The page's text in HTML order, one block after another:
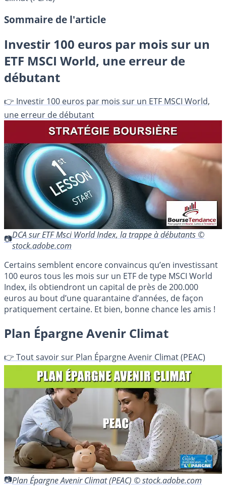
Sommaire de l'article
Investir 100 euros par mois sur un
ETF MSCI World, une erreur de
débutant
👉 Investir 100 euros par mois sur un ETF MSCI World,
une erreur de débutant
DCA sur ETF Msci World Index, la trappe à débutants ©
stock.adobe.com
Certains semblent encore convaincus qu’en investissant
100 euros tous les mois sur un ETF de type MSCI World
Index, ils obtiendront un capital de près de 200.000
euros au bout d’une quarantaine d’années, de façon
pratiquement certaine. Et bien, bonne chance les amis !
Plan Épargne Avenir Climat
👉 Tout savoir sur Plan Épargne Avenir Climat (PEAC)
Plan Épargne Avenir Climat (PEAC) © stock.adobe.com